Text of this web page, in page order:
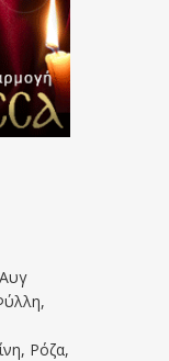
Ρόζα,